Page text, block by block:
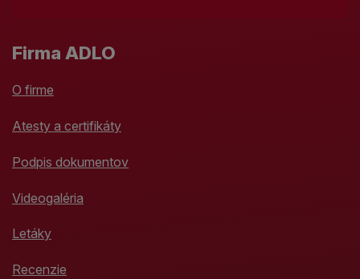
Firma ADLO
O firme
Atesty a certifikáty
Podpis dokumentov
Videogaléria
Letáky
Recenzie